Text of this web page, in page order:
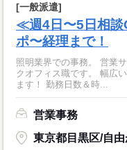
[一般派遣]
≪週4日〜5日相
ポ〜経理まで！
照明業界での事務。 営業
クオフィス職です。 幅広
ます！ 勤務日数＆時...
営業事務
東京都目黒区/自由